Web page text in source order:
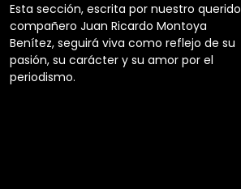
Esta sección, escrita por nuestro querido
compañero Juan Ricardo Montoya
Benítez, seguirá viva como reflejo de su
pasión, su carácter y su amor por el
periodismo.